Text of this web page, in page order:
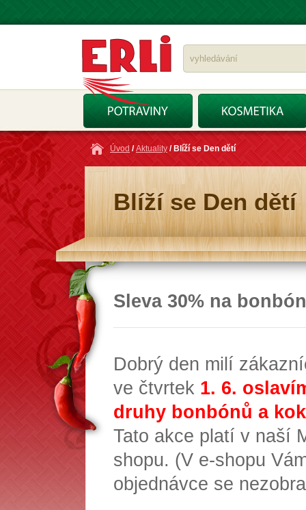
Úvod /Aktuality / Blíží se Den dětí
Blíží se Den dětí
Sleva 30% na
Dobrý den milí
ve čtvrtek 1. 6.
druhy bonbónů a
Tato akce platí v naší
shopu. (V e-shopu
objednávce se